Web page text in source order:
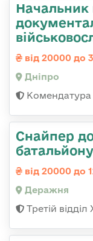
Начальник
від 20000 до
Дніпро
Комендатура
Снайпер
від 20000 до
Деражня
Третій